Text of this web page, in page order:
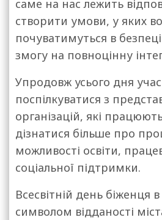
саме на нас лежить
створити умови, у яких
почуватимуться в
змогу на повноцінну
Упродовж усього дня
поспілкуватися з
організацій, які
дізнатися більше про
можливості освіти,
соціальної підтримки.
Всесвітній день біженця
символом відданості